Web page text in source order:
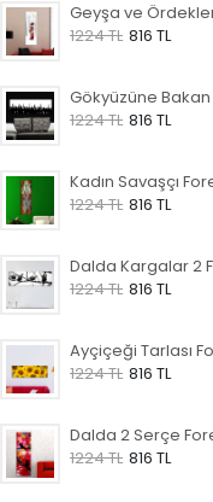
1224 TL 816 TL
1224 TL 816 TL
1224 TL 816 TL
1224 TL 816 TL
1224 TL 816 TL
1224 TL 816 TL